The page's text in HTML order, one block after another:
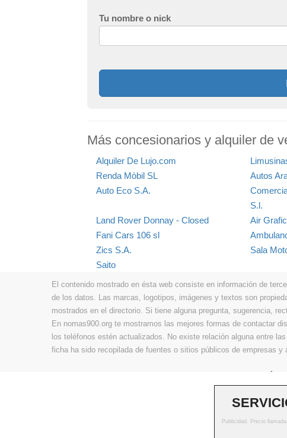
Tu nombre o nick
Más concesionarios y alquiler de
Alquiler De Lujo.com
Renda Mòbil SL
Autos
Auto Eco S.A.
S.l.
Land Rover Donnay - Closed
Air Grafic
Fani Cars 106 sl
Zics S.A.
Sala
Saito
El contenido mostrado en ésta web consiste en información de
de los datos. Las marcas, logotipos, imágenes y textos son
mostrados en el directorio. Si tiene alguna pregunta, sugerencia,
En nomas900.org te mostramos las mejores formas de contactar
los teléfonos estén actualizados. No existe relación alguna entre
ficha ha sido recopilada de fuentes o sitios públicos de empresas
Publicidad. Precio